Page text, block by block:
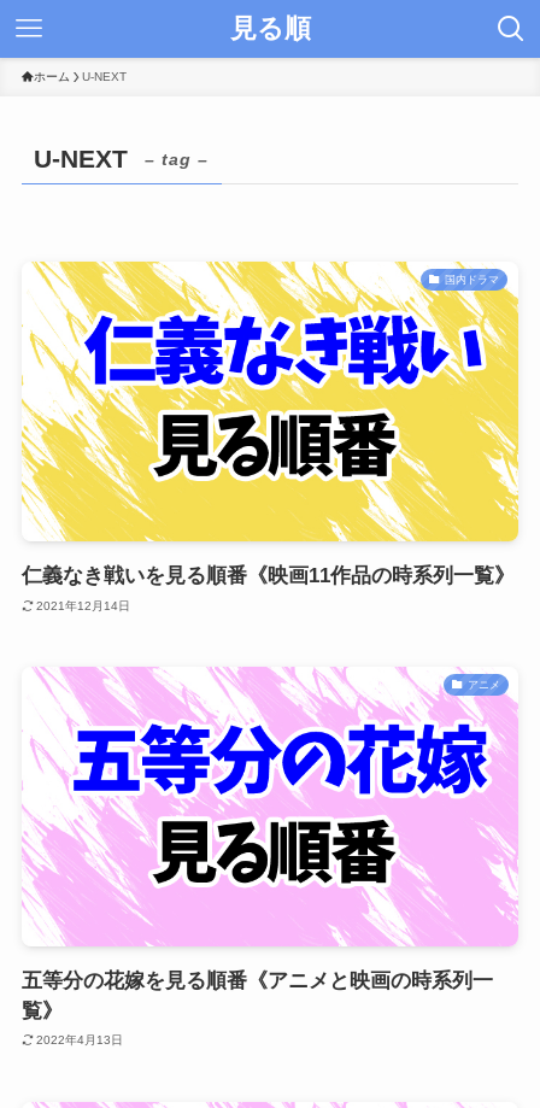
見る順
ホーム U-NEXT
U-NEXT – tag –
国内ドラマ
仁義なき戦いを見る順番《映画11作品の時系列一覧》
2021年12月14日
アニメ
五等分の花嫁を見る順番《アニメと映画の時系列一
覧》
2022年4月13日